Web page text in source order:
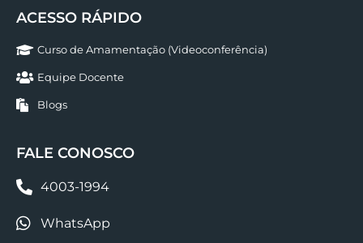
ACESSO RÁPIDO
Curso de Amamentação (Videoconferência)
Equipe Docente
Blogs
FALE CONOSCO
4003-1994
WhatsApp